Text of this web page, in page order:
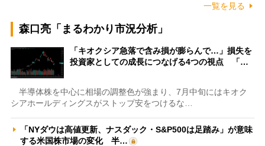
一覧を見る
森口亮「まるわかり市況分析」
「キオクシア急落で含み損が膨らんで…」損失を
投資家としての成長につなげる4つの視点 「…
半導体株を中心に相場の調整色が強まり、7月中旬にはキオク
シアホールディングスがストップ安をつけるな…
「NYダウは高値更新、ナスダック・S&P500は足踏み」が意味
する米国株市場の変化 半…